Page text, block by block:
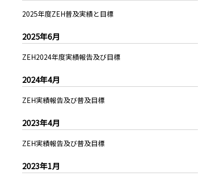
2025年度ZEH普及実績と目標
2025年6月
ZEH2024年度実績報告及び目標
2024年4月
ZEH実績報告及び普及目標
2023年4月
ZEH実績報告及び普及目標
2023年1月